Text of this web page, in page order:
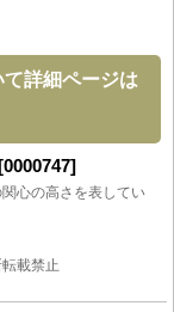
詳細ページは
心の高さを表してい
載禁止